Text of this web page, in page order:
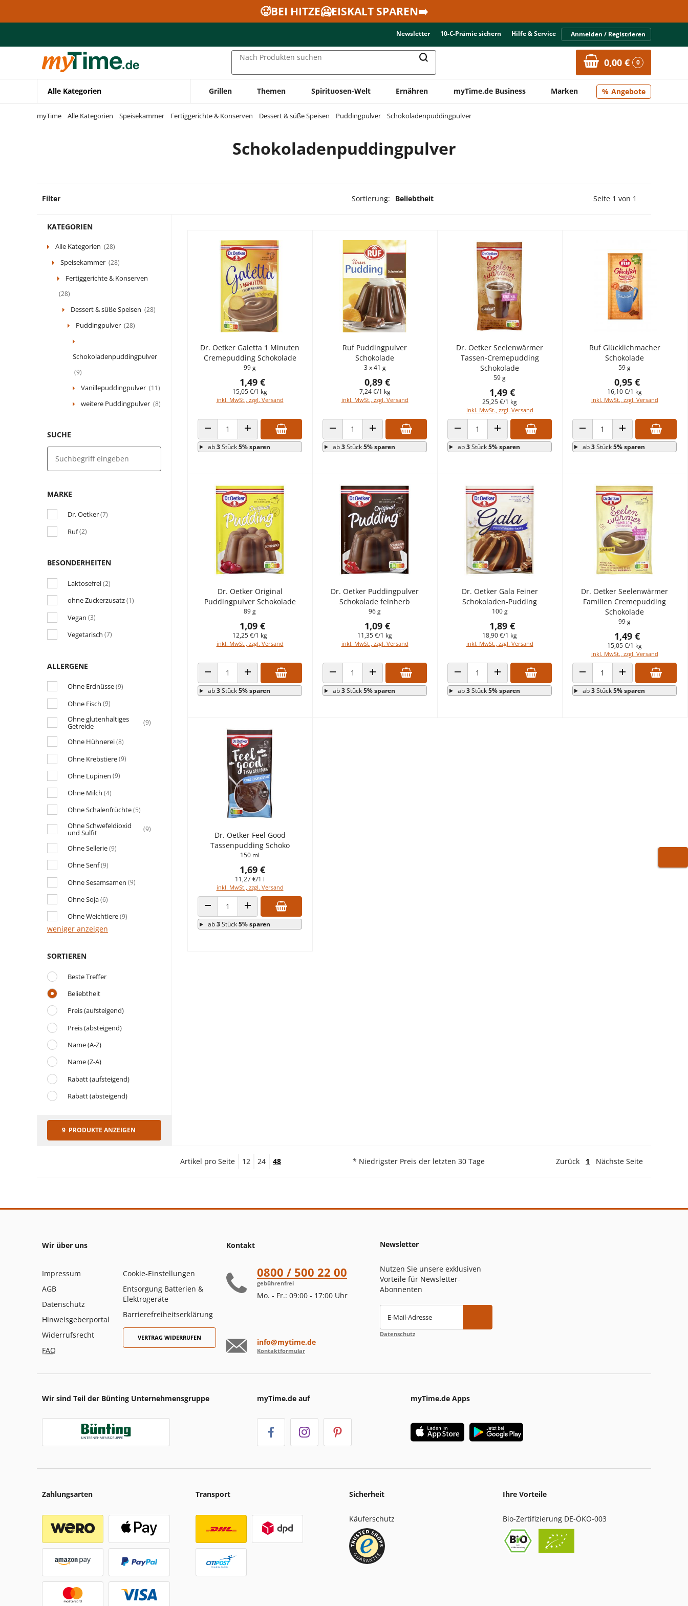
Zur Navigation springen
🥵BEI HITZE🥶EISKALT SPAREN➡️
Newsletter 10-€-Prämie sichern Hilfe & Service Anmelden / Registrieren
Nach Produkten suchen 0,00 € 0
Alle Kategorien Grillen Themen Spirituosen-Welt Ernähren myTime.de Business Marken Angebote
myTime Alle Kategorien Speisekammer Fertiggerichte & Konserven Dessert & süße Speisen Puddingpulver Schokoladenpuddingpulver
Schokoladenpuddingpulver
Filter Sortierung: Beliebtheit Vorherige Seite
Seite 1 von 1
KATEGORIEN
Alle Kategorien (28)
Speisekammer (28)
Fertiggerichte & Konserven
(28)
Dessert & süße Speisen (28)
Puddingpulver (28)
Schokoladenpuddingpulver
(9)
Vanillepuddingpulver (11)
weitere Puddingpulver (8)
SUCHE
MARKE
Dr. Oetker(7)
Ruf(2)
BESONDERHEITEN
Laktosefrei(2)
ohne Zuckerzusatz(1)
Vegan (3)
Vegetarisch (7)
ALLERGENE
Ohne Erdnüsse(9)
Ohne Fisch (9)
Ohne glutenhaltiges
Getreide (9)
Ohne Hühnerei(8)
Ohne Krebstiere(9)
Ohne Lupinen (9)
Ohne Milch (4)
Ohne Schalenfrüchte(5)
Ohne Schwefeldioxid
und Sulfit (9)
Ohne Sellerie(9)
Ohne Senf(9)
Ohne Sesamsamen (9)
Ohne Soja(6)
Ohne Weichtiere(9)
weniger anzeigen
SORTIEREN
Beste Treffer
Beliebtheit
Preis (aufsteigend)
Preis (absteigend)
Name (A-Z)
Name (Z-A)
Rabatt (aufsteigend)
Rabatt (absteigend)
9 PRODUKTE ANZEIGEN
Dr. Oetker Galetta 1 Minuten
Cremepudding Schokolade
99 g
1,49 €
15,05 €/1 kg
inkl. MwSt., zzgl. Versand
ANZAHL VERRINGERNANZAHL ERHÖHEN
ab3Stück5% sparen
Ruf Puddingpulver
Schokolade
3 x 41 g
0,89 €
7,24 €/1 kg
inkl. MwSt., zzgl. Versand
ANZAHL VERRINGERNANZAHL ERHÖHEN
ab3Stück5% sparen
Dr. Oetker Seelenwärmer
Tassen-Cremepudding
Schokolade
59 g
1,49 €
25,25 €/1 kg
inkl. MwSt., zzgl. Versand
ANZAHL VERRINGERNANZAHL ERHÖHEN
ab3Stück5% sparen
Ruf Glücklichmacher
Schokolade
59 g
0,95 €
16,10 €/1 kg
inkl. MwSt., zzgl. Versand
ANZAHL VERRINGERNANZAHL ERHÖHEN
ab3Stück5% sparen
Dr. Oetker Original
Puddingpulver Schokolade
89 g
1,09 €
12,25 €/1 kg
inkl. MwSt., zzgl. Versand
ANZAHL VERRINGERNANZAHL ERHÖHEN
ab3Stück5% sparen
Dr. Oetker Puddingpulver
Schokolade feinherb
96 g
1,09 €
11,35 €/1 kg
inkl. MwSt., zzgl. Versand
ANZAHL VERRINGERNANZAHL ERHÖHEN
ab3Stück5% sparen
Dr. Oetker Gala Feiner
Schokoladen-Pudding
100 g
1,89 €
18,90 €/1 kg
inkl. MwSt., zzgl. Versand
ANZAHL VERRINGERNANZAHL ERHÖHEN
ab3Stück5% sparen
Dr. Oetker Seelenwärmer
Familien Cremepudding
Schokolade
99 g
1,49 €
15,05 €/1 kg
inkl. MwSt., zzgl. Versand
ANZAHL VERRINGERNANZAHL ERHÖHEN
ab3Stück5% sparen
Dr. Oetker Feel Good
Tassenpudding Schoko
150 ml
1,69 €
11,27 €/1 l
inkl. MwSt., zzgl. Versand
ANZAHL VERRINGERNANZAHL ERHÖHEN
ab3Stück5% sparen
Artikel pro Seite 12 24 48 * Niedrigster Preis der letzten 30 Tage Zurück 1 Nächste Seite
Wir über uns
Impressum
AGB
Datenschutz
Hinweisgeberportal
Widerrufsrecht
FAQ
Cookie-Einstellungen
Entsorgung Batterien &
Elektrogeräte
Barrierefreiheitserklärung
VERTRAG WIDERRUFEN
Kontakt
0800 / 500 22 00
gebührenfrei
Mo. - Fr.: 09:00 - 17:00 Uhr
info@mytime.de
Kontaktformular
Newsletter
Nutzen Sie unsere exklusiven
Vorteile für Newsletter-
Abonnenten
E-Mail-Adresse
Datenschutz
Wir sind Teil der Bünting Unternehmensgruppe myTime.de auf myTime.de Apps
Zahlungsarten Transport Sicherheit
Käuferschutz
Ihre Vorteile
Bio-Zertifizierung DE-ÖKO-003